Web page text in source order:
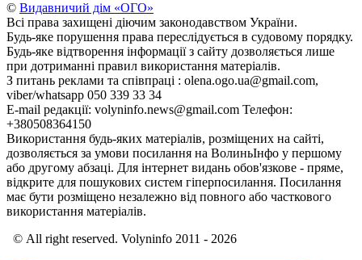
© Видавничий дім «ОГО»
Всі права захищені діючим законодавством України.
Будь-яке порушення права переслідується в судовому порядку.
Будь-яке відтворення інформації з сайту дозволяється лише
при дотриманні правил використання матеріалів.
З питань реклами та співпраці : olena.ogo.ua@gmail.com,
viber/whatsapp 050 339 33 34
E-mail редакції: volyninfo.news@gmail.com Телефон:
+380508364150
Використання будь-яких матеріалів, розміщених на сайті,
дозволяється за умови посилання на ВолиньІнфо у першому
або другому абзаці. Для інтернет видань обов'язкове - пряме,
відкрите для пошукових систем гіперпосилання. Посилання
має бути розміщено незалежно від повного або часткового
використання матеріалів.
© All right reserved. Volyninfo 2011 - 2026